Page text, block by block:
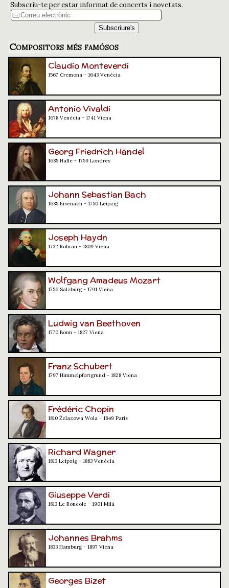
Subscriu-te per estar informat de concerts i novetats.
Compositors més famósos
Claudio Monteverdi
1567 Cremona - 1643 Venècia
Antonio Vivaldi
1678 Venècia - 1741 Viena
Georg Friedrich Händel
1685 Halle - 1759 Londres
Johann Sebastian Bach
1685 Eisenach - 1750 Leipzig
Joseph Haydn
1732 Rohrau - 1809 Viena
Wolfgang Amadeus Mozart
1756 Salzburg - 1791 Viena
Ludwig van Beethoven
1770 Bonn - 1827 Viena
Franz Schubert
1797 Himmelpfortgrund - 1828 Viena
Frédéric Chopin
1810 Żelazowa Wola - 1849 París
Richard Wagner
1813 Leipzig - 1883 Venècia
Giuseppe Verdi
1813 Le Roncole - 1901 Milà
Johannes Brahms
1833 Hamburg - 1897 Viena
Georges Bizet